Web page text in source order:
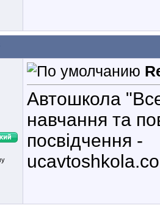
Автошкола
навчання та
посвідчення -